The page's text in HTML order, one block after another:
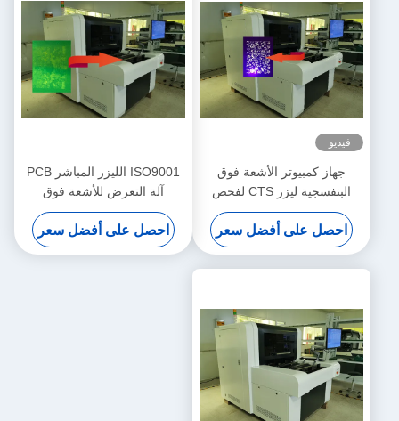
فيديو
جهاز كمبيوتر الأشعة فوق
البنفسجية ليزر CTS لفحص
تقنية DMD DLP
احصل على أفضل سعر
ISO9001 الليزر المباشر PCB
آلة التعرض للأشعة فوق
البنفسجية النسيج
احصل على أفضل سعر